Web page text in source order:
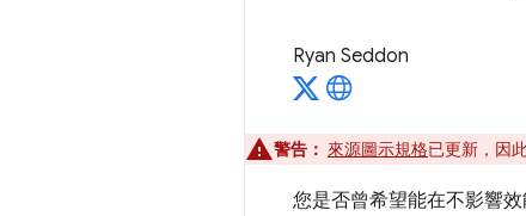
Ryan Seddon
警告： 來源圖示規格已更新，因
您是否曾希望能在不影響